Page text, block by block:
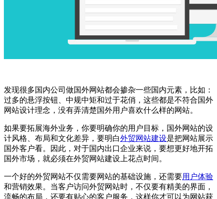
发现很多国内公司做国外网站都会掺杂一些国内元素，比如：
过多的悬浮按钮、中规中矩和过于花俏，这些都是不符合国外
网站设计理念，没有弄清楚国外用户喜欢什么样的网站。
如果要拓展海外业务，你要明确你的用户目标，国外网站的设
计风格、布局和文化差异，要明白外贸网站建设是把网站展示
国外客户看。因此，对于国内出口企业来说，要想更好地开拓
国外市场，就必须在外贸网站建设上花点时间。
一个好的外贸网站不仅需要网站的基础设施，还需要用户体验
和营销效果。当客户访问外贸网站时，不仅要有精美的界面，
流畅的布局，还要有贴心的客户服务，这样你才可以为网站获